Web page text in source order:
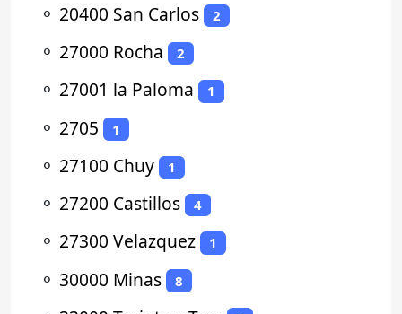
⚬ 20400 San Carlos 2
⚬ 27000 Rocha 2
⚬ 27001 la Paloma 1
⚬ 2705 1
⚬ 27100 Chuy 1
⚬ 27200 Castillos 4
⚬ 27300 Velazquez 1
⚬ 30000 Minas 8